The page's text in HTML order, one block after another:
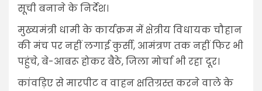
सूची बनाने के निर्देश।
मुख्यमंत्री धामी के कार्यक्रम में क्षेत्रीय विधायक चौहान
की मंच पर नहीं लगाई कुर्सी, आमंत्रण तक नहीं फिर भी
पहुंचे, बे-आबरू होकर बैठे, जिला मोर्चा भी रहा दूर।
कांवड़िए से मारपीट व वाहन क्षतिग्रस्त करने वाले के